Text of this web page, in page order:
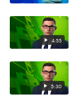
4:55
5:30